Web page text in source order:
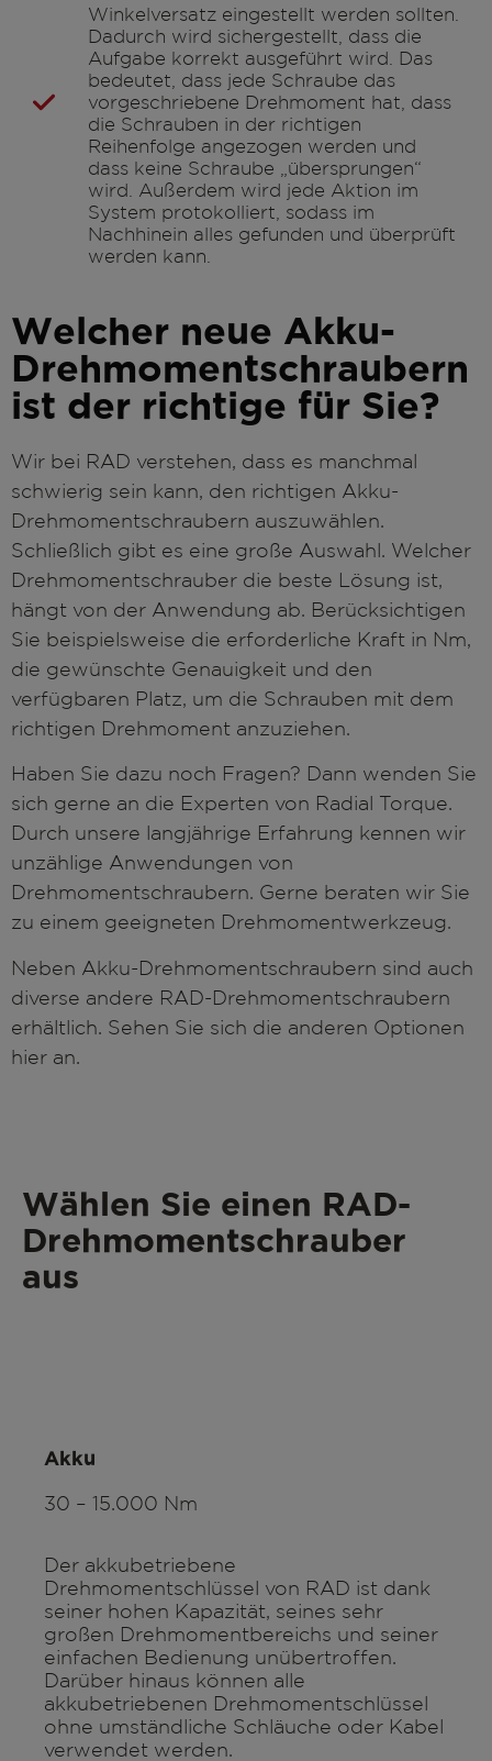
Winkelversatz eingestellt werden sollten.
Dadurch wird sichergestellt, dass die
Aufgabe korrekt ausgeführt wird. Das
bedeutet, dass jede Schraube das
vorgeschriebene Drehmoment hat, dass
die Schrauben in der richtigen
Reihenfolge angezogen werden und
dass keine Schraube „übersprungen“
wird. Außerdem wird jede Aktion im
System protokolliert, sodass im
Nachhinein alles gefunden und überprüft
werden kann.
Welcher neue Akku-
Drehmomentschraubern
ist der richtige für Sie?
Wir bei RAD verstehen, dass es manchmal
schwierig sein kann, den richtigen Akku-
Drehmomentschraubern auszuwählen.
Schließlich gibt es eine große Auswahl. Welcher
Drehmomentschrauber die beste Lösung ist,
hängt von der Anwendung ab. Berücksichtigen
Sie beispielsweise die erforderliche Kraft in Nm,
die gewünschte Genauigkeit und den
verfügbaren Platz, um die Schrauben mit dem
richtigen Drehmoment anzuziehen.
Haben Sie dazu noch Fragen? Dann wenden Sie
sich gerne an die Experten von Radial Torque.
Durch unsere langjährige Erfahrung kennen wir
unzählige Anwendungen von
Drehmomentschraubern. Gerne beraten wir Sie
zu einem geeigneten Drehmomentwerkzeug.
Neben Akku-Drehmomentschraubern sind auch
diverse andere RAD-Drehmomentschraubern
erhältlich. Sehen Sie sich die anderen Optionen
hier an.
Wählen Sie einen RAD-
Drehmomentschrauber
aus
Akku
30 – 15.000 Nm
Der akkubetriebene
Drehmomentschlüssel von RAD ist dank
seiner hohen Kapazität, seines sehr
großen Drehmomentbereichs und seiner
einfachen Bedienung unübertroffen.
Darüber hinaus können alle
akkubetriebenen Drehmomentschlüssel
ohne umständliche Schläuche oder Kabel
verwendet werden.